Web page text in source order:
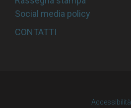
Social media policy
CONTATTI
Accessibilità